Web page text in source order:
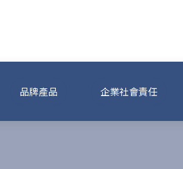
品牌產品 企業社會責任